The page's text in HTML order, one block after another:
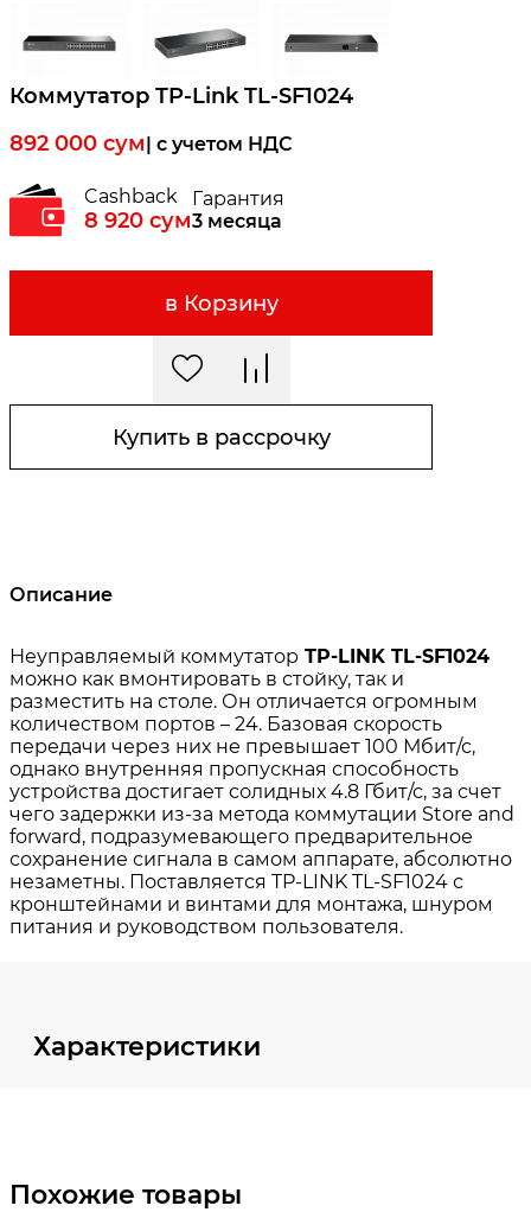
Коммутатор TP-Link TL-SF1024
892 000 сум| c учетом НДС
Cashback
8 920 сум
Гарантия
3 месяца
в Корзину
Купить в рассрочку
Описание
Характеристики
Похожие товары